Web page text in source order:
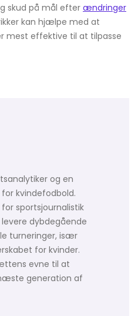
skud på mål efter ændringer
kan hjælpe med at
mest effektive til at tilpasse
og en
kvindefodbold.
sportsjournalistik
dybdegående
turneringer, især
for kvinder.
evne til at
generation af